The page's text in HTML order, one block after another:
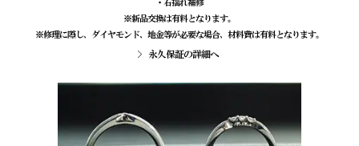
※新品交換は有料となります。
※修理に際し、ダイヤモンド、地金等が必要な場合、材料費は有料となります。
永久保証の詳細へ